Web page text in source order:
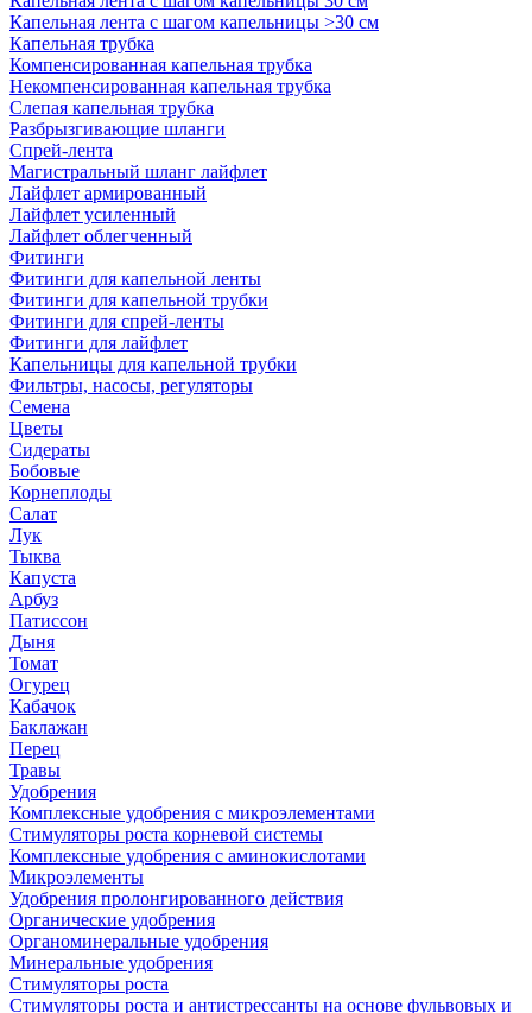
Капельная лента с шагом капельницы >30 см
Капельная трубка
Компенсированная капельная трубка
Некомпенсированная капельная трубка
Слепая капельная трубка
Разбрызгивающие шланги
Спрей-лента
Магистральный шланг лайфлет
Лайфлет армированный
Лайфлет усиленный
Лайфлет облегченный
Фитинги
Фитинги для капельной ленты
Фитинги для капельной трубки
Фитинги для спрей-ленты
Фитинги для лайфлет
Капельницы для капельной трубки
Фильтры, насосы, регуляторы
Семена
Цветы
Сидераты
Бобовые
Корнеплоды
Салат
Лук
Тыква
Капуста
Арбуз
Патиссон
Дыня
Томат
Огурец
Кабачок
Баклажан
Перец
Травы
Удобрения
Комплексные удобрения с микроэлементами
Стимуляторы роста корневой системы
Комплексные удобрения с аминокислотами
Микроэлементы
Удобрения пролонгированного действия
Органические удобрения
Органоминеральные удобрения
Минеральные удобрения
Стимуляторы роста
Стимуляторы роста и антистрессанты на основе фульвовых и